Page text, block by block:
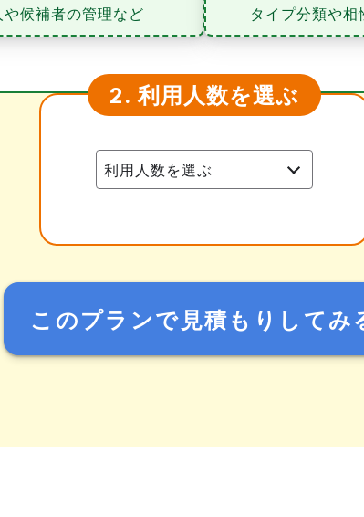
候補者の管理など タイプ分類や
2. 利用人数を選ぶ
このプランで見積もりしてみ